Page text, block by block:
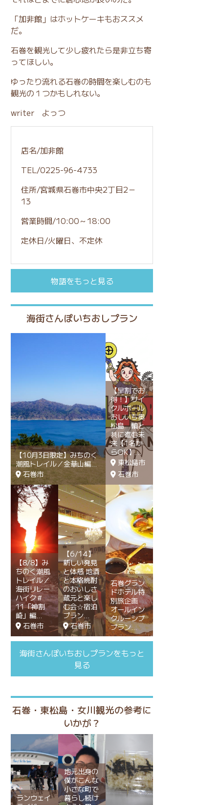
「加非館」はホットケーキもおススメ
だ。
石巻を観光して少し疲れたら是非立ち寄
ってほしい。
ゆったり流れる石巻の時間を楽しむのも
観光の１つかもしれない。
writer よっつ
店名/加非館
TEL/0225-96-4733
住所/宮城県石巻市中央2丁目2－
13
営業時間/10:00～18:00
定休日/火曜日、不定休
物語をもっと見る
海街さんぽいちおしプラン
【10月3日限定】みちのく
潮風トレイル／金華山編
石巻市
【早割でお
得！】サイ
クルボール
おしいち奥
松島 輪と
共に進む未
来【1名か
らOK】
東松島市
石巻市
【8/8】み
ちのく潮風
トレイル／
海街リレー
ハイク＃
11「神割
崎」編
石巻市
【6/14】
新しい発見
と体感 地酒
と本格焼酎
のおいしさ
蔵元と楽し
む会☆宿泊
プラン
石巻市
石巻グラン
ドホテル特
別旅企画
オールイン
クルーシブ
プラン
海街さんぽいちおしプランをもっと
見る
石巻・東松島・女川観光の参考に
いかが？
ランウェイ
地元出身の
僕がこんな
小さな町で
暮らし続け